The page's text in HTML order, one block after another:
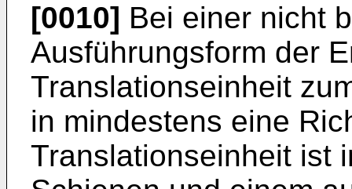
[0010] Bei einer nicht
Ausführungsform der
Translationseinheit
in mindestens eine
Translationseinheit ist